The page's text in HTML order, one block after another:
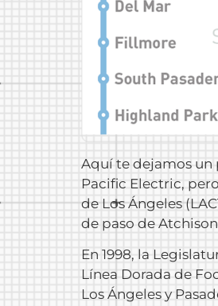
Aquí te dejamos un
Pacific Electric,
de Los Ángeles
de paso de
En 1998, la
Línea Dorada de
Los Ángeles y